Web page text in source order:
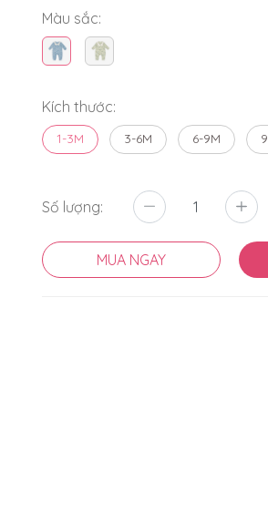
Màu sắc:
Kích thước:
1-3M 3-6M 6-9M
Số lượng:
MUA NGAY